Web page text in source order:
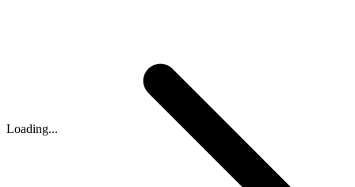
Loading...